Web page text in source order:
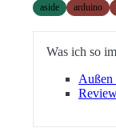
aside arduino
Was ich so